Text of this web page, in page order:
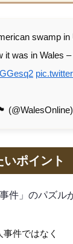
swamp
it was in Wales –
(@WalesOnline)
ポイント
件」のパズル
件ではなく